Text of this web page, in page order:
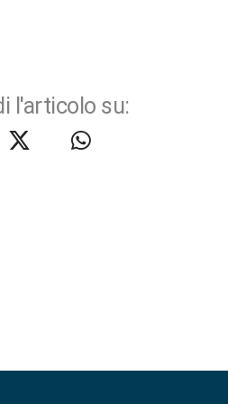
l'articolo su: